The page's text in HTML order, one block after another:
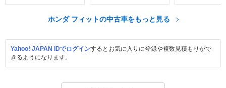
ホンダ フィットの中古車をもっと見る
Yahoo! JAPAN IDでログインするとお気に入りに登録や複数見積もりがで
きるようになります。